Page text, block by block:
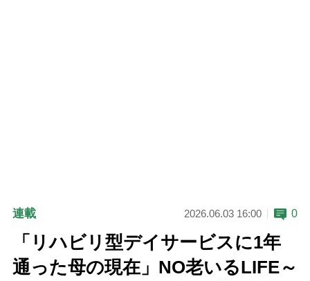
連載 2026.06.03 16:00 0
「リハビリ型デイサービスに1年
通った母の現在」NO老いるLIFE～